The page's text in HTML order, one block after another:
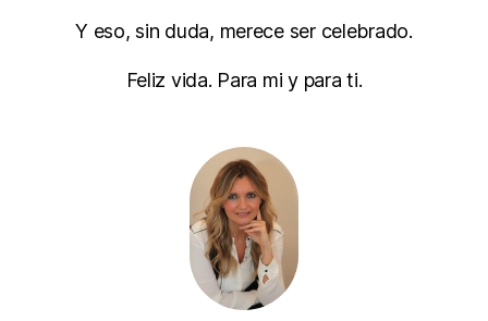
Y eso, sin duda, merece ser celebrado.
Feliz vida. Para mi y para ti.